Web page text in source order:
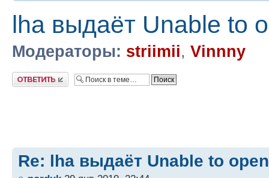
lha выдаёт Unable to
Модераторы: striimii, Vinnny
Ответить
Re: lha выдаёт Unable to